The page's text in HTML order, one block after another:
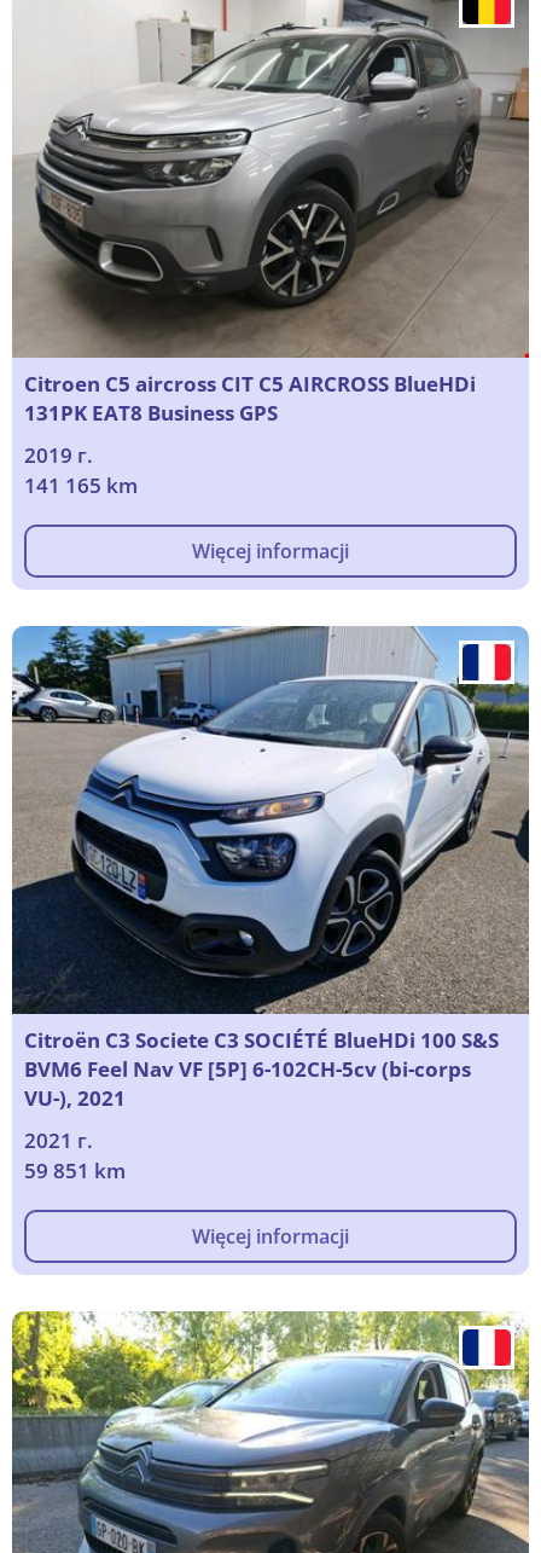
Citroen C5 aircross CIT C5 AIRCROSS BlueHDi
131PK EAT8 Business GPS
2019 г.
141 165 km
Więcej informacji
Citroën C3 Societe C3 SOCIÉTÉ BlueHDi 100 S&S
BVM6 Feel Nav VF [5P] 6-102CH-5cv (bi-corps
VU-), 2021
2021 г.
59 851 km
Więcej informacji